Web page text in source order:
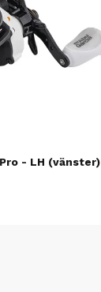
- LH (vänster)